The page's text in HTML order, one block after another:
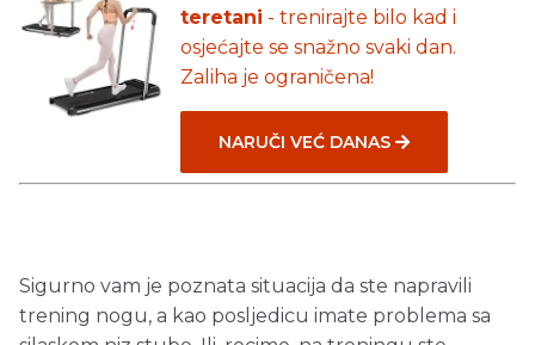
teretani - trenirajte bilo kad i
osjećajte se snažno svaki dan.
Zaliha je ograničena!
NARUČI VEĆ DANAS
Sigurno vam je poznata situacija da ste napravili
trening nogu, a kao posljedicu imate problema sa